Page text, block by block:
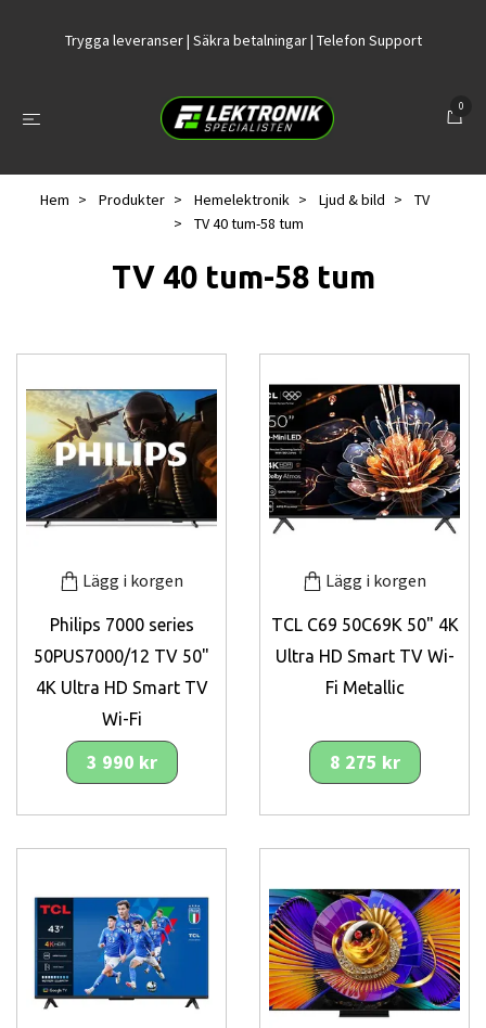
Trygga leveranser | Säkra betalningar | Telefon Support
0
Hem Produkter Hemelektronik Ljud & bild
TV
TV 40 tum-58 tum
TV 40 tum-58 tum
Lägg i korgen
Philips 7000 series
50PUS7000/12 TV 50"
4K Ultra HD Smart TV
Wi-Fi
3 990 kr
Lägg i korgen
TCL C69 50C69K 50" 4K
Ultra HD Smart TV Wi-
Fi Metallic
8 275 kr